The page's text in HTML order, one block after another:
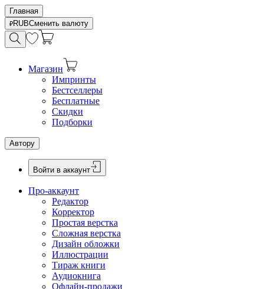
Главная
RUBСменить валюту
Магазин
Импринты
Бестселлеры
Бесплатные
Скидки
Подборки
Автору
Войти в аккаунт
Про-аккаунт
Редактор
Корректор
Простая верстка
Сложная верстка
Дизайн обложки
Иллюстрации
Тираж книги
Аудиокнига
Офлайн-продажи